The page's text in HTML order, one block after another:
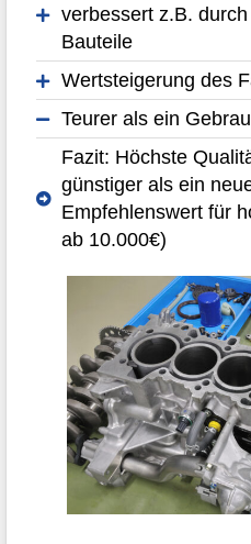
verbessert z.B.
Bauteile
Wertsteigerung des
Teurer als ein
Fazit: Höchste
günstiger als ein
Empfehlenswert für
ab 10.000€)